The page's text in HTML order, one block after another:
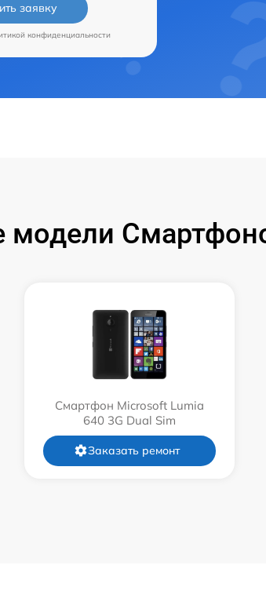
заявку
конфиденциальности
модели
Смартфон Microsoft Lumia
640 3G Dual Sim
Заказать ремонт